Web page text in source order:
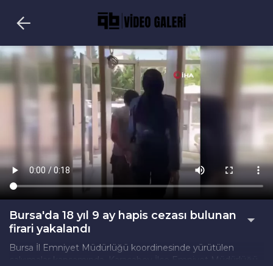
Bursa'da 18 yıl 9 ay hapis cezası bulunan
firari yakalandı
Bursa İl Emniyet Müdürlüğü koordinesinde yürütülen
çalışmalar kapsamında, Karacabey İlçe Emniyet Müdürlüğü